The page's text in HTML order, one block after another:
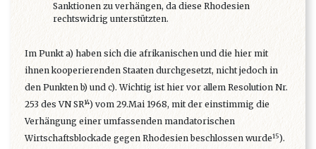
Sanktionen zu verhängen, da diese Rhodesien
rechtswidrig unterstützten.
Im Punkt a) haben sich die afrikanischen und die hier mit
ihnen kooperierenden Staaten durchgesetzt, nicht jedoch in
den Punkten b) und c). Wichtig ist hier vor allem Resolution Nr.
253 des VN SR14) vom 29.Mai 1968, mit der einstimmig die
Verhängung einer umfassenden mandatorischen
Wirtschaftsblockade gegen Rhodesien beschlossen wurde15).